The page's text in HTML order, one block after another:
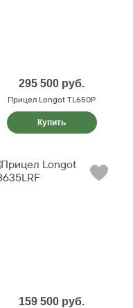
295 500 руб.
Прицел Longot TL650P
Купить
159 500 руб.